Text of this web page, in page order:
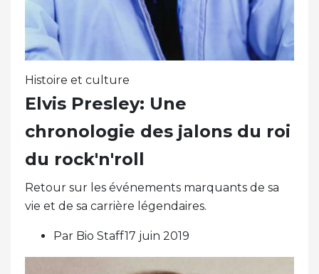
Histoire et culture
Elvis Presley: Une
chronologie des jalons du roi
du rock'n'roll
Retour sur les événements marquants de sa
vie et de sa carrière légendaires.
Par Bio Staff17 juin 2019